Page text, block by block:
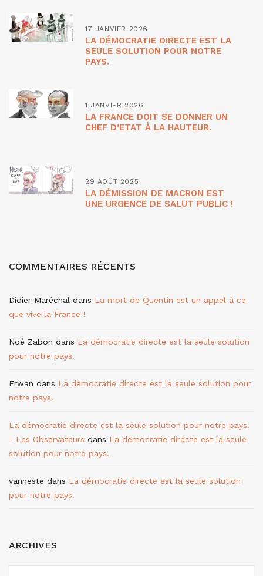
17 JANVIER 2026
LA DÉMOCRATIE DIRECTE EST LA
SEULE SOLUTION POUR NOTRE
PAYS.
1 JANVIER 2026
LA FRANCE DOIT SE DONNER UN
CHEF D’ETAT À LA HAUTEUR.
29 AOÛT 2025
LA DÉMISSION DE MACRON EST
UNE URGENCE DE SALUT PUBLIC !
COMMENTAIRES RÉCENTS
Didier Maréchal dans La mort de Quentin est un appel à ce
que vive la France !
Noé Zabon dans La démocratie directe est la seule solution
pour notre pays.
Erwan dans La démocratie directe est la seule solution pour
notre pays.
La démocratie directe est la seule solution pour notre pays.
- Les Observateurs dans La démocratie directe est la seule
solution pour notre pays.
vanneste dans La démocratie directe est la seule solution
pour notre pays.
ARCHIVES
ARCHIVES